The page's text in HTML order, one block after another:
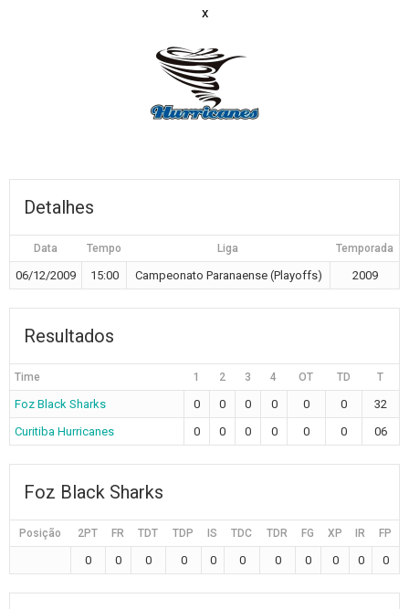
x
Detalhes
Data Tempo Liga Temporada
06/12/2009 15:00 Campeonato Paranaense (Playoffs) 2009
Resultados
Time 1 2 3 4 OT TD T
Foz Black Sharks 0 0 0 0 0 0
32
Curitiba Hurricanes
0 0 0 0 0 0 06
Foz Black Sharks
Posição 2PT FR TDT TDP IS TDC TDR FG XP IR FP
0 0 0 0 0 0 0 0 0 0 0